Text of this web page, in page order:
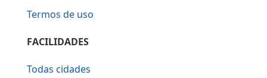
Termos de uso
FACILIDADES
Todas cidades